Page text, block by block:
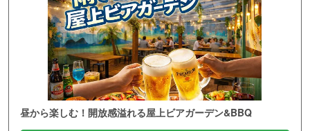
昼から楽しむ！開放感溢れる屋上ビアガーデン&BBQ